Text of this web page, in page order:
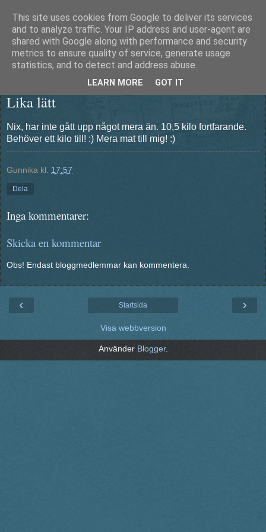
Äventyrshunden Diesel
Lika lätt
Nix, har inte gått upp något mera än. 10,5 kilo fortfarande.
Behöver ett kilo till! :) Mera mat till mig! :)
Gunnika kl. 17:57
Dela
Inga kommentarer:
Skicka en kommentar
Obs! Endast bloggmedlemmar kan kommentera.
‹ ›
Startsida
Visa webbversion
Använder Blogger.
This site uses cookies from Google to deliver its services
and to analyze traffic. Your IP address and user-agent are
shared with Google along with performance and security
metrics to ensure quality of service, generate usage
statistics, and to detect and address abuse.
LEARN MORE GOT IT